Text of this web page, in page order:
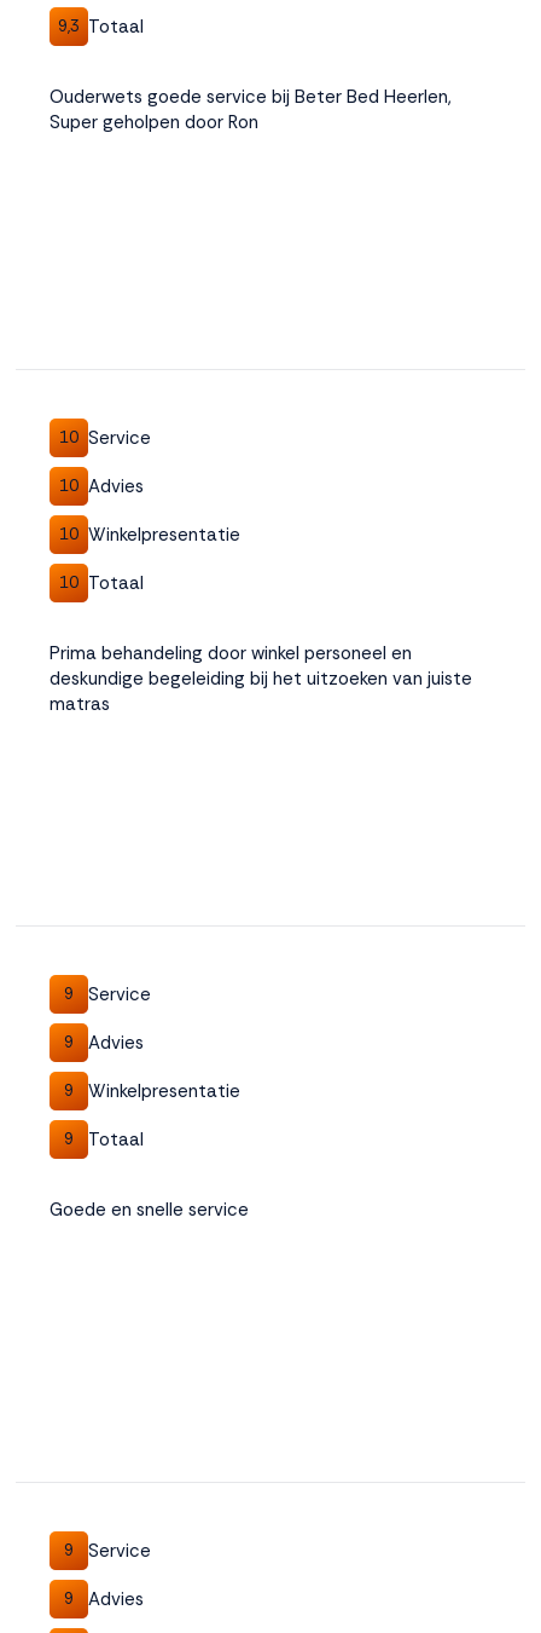
9,3 Totaal
Ouderwets goede service bij Beter Bed Heerlen,
Super geholpen door Ron
10 Service
10 Advies
10 Winkelpresentatie
10 Totaal
Prima behandeling door winkel personeel en
deskundige begeleiding bij het uitzoeken van juiste
matras
9 Service
9 Advies
9 Winkelpresentatie
9 Totaal
Goede en snelle service
9 Service
9 Advies